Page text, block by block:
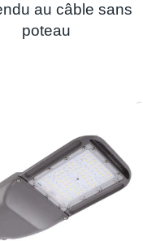
au câble sans
poteau